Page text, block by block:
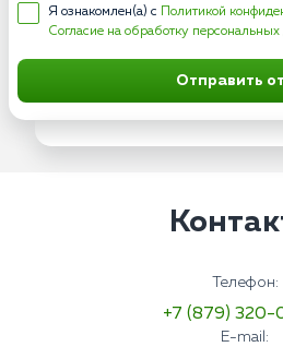
Я ознакомлен(а) с Политикой
Согласие на обработку
Отправить
Телефон:
+7 (879) 320-
E-mail: